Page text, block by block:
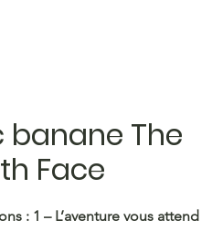
banane The
Face
: 1 – L’aventure vous attend